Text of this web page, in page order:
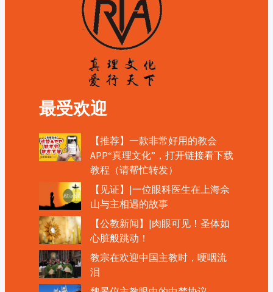
最受欢迎
【推荐】一款非常好用的教会
APP“真理文化”，打开链接看下载
教程（请帮忙转发）
【见证】|一位眼科医生在上海佘
山与主相遇的故事
【公教新闻】|肉眼可见！圣体如
心脏般跳动！
教宗在欢迎中国主教时，哽咽流
泪